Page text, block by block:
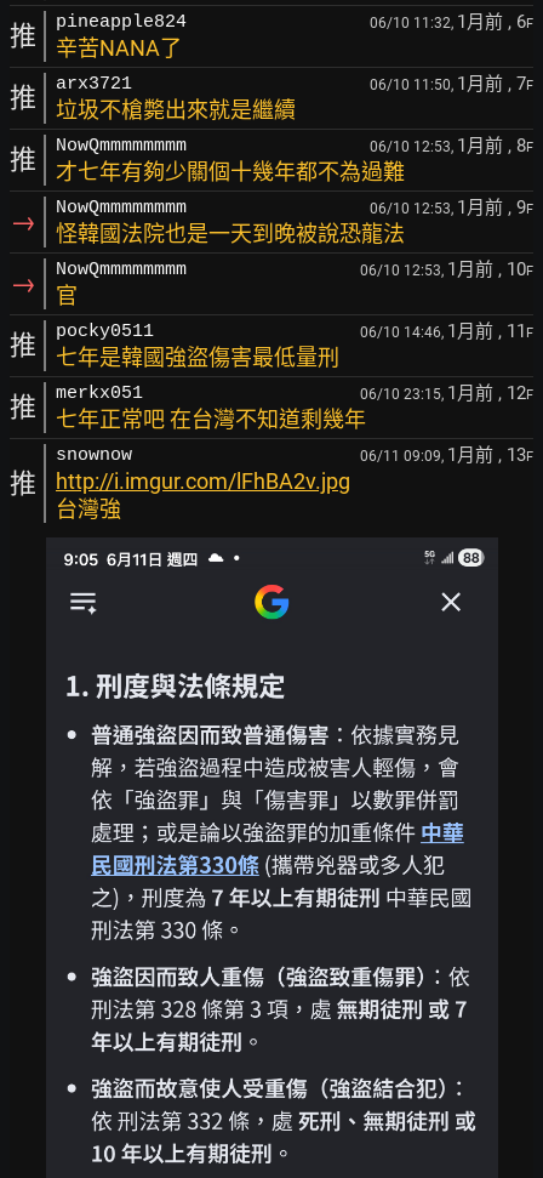
推 pineapple824 06/10 11:32, 1月前 , 6F
辛苦NANA了
推 arx3721 06/10 11:50, 1月前 , 7F
垃圾不槍斃出來就是繼續
推 NowQmmmmmmmm 06/10 12:53, 1月前 , 8F
才七年有夠少關個十幾年都不為過難
→ NowQmmmmmmmm 06/10 12:53, 1月前 , 9F
怪韓國法院也是一天到晚被說恐龍法
→ NowQmmmmmmmm 06/10 12:53, 1月前 , 10F
官
推 pocky0511 06/10 14:46, 1月前 , 11 F
七年是韓國強盜傷害最低量刑
推 merkx051 06/10 23:15, 1月前 , 12F
七年正常吧 在台灣不知道剩幾年
推
snownow 06/11 09:09, 1月前 , 13F
http://i.imgur.com/lFhBA2v.jpg
台灣強